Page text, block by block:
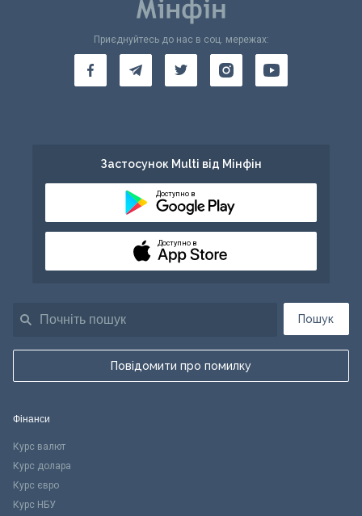
Пошук
Повідомити про помилку
Приєднуйтесь до нас в соц. мережах:
Застосунок Multi від Мінфін
Доступно в
Доступно в
Фінанси
Курс валют
Курс долара
Курс євро
Курс НБУ